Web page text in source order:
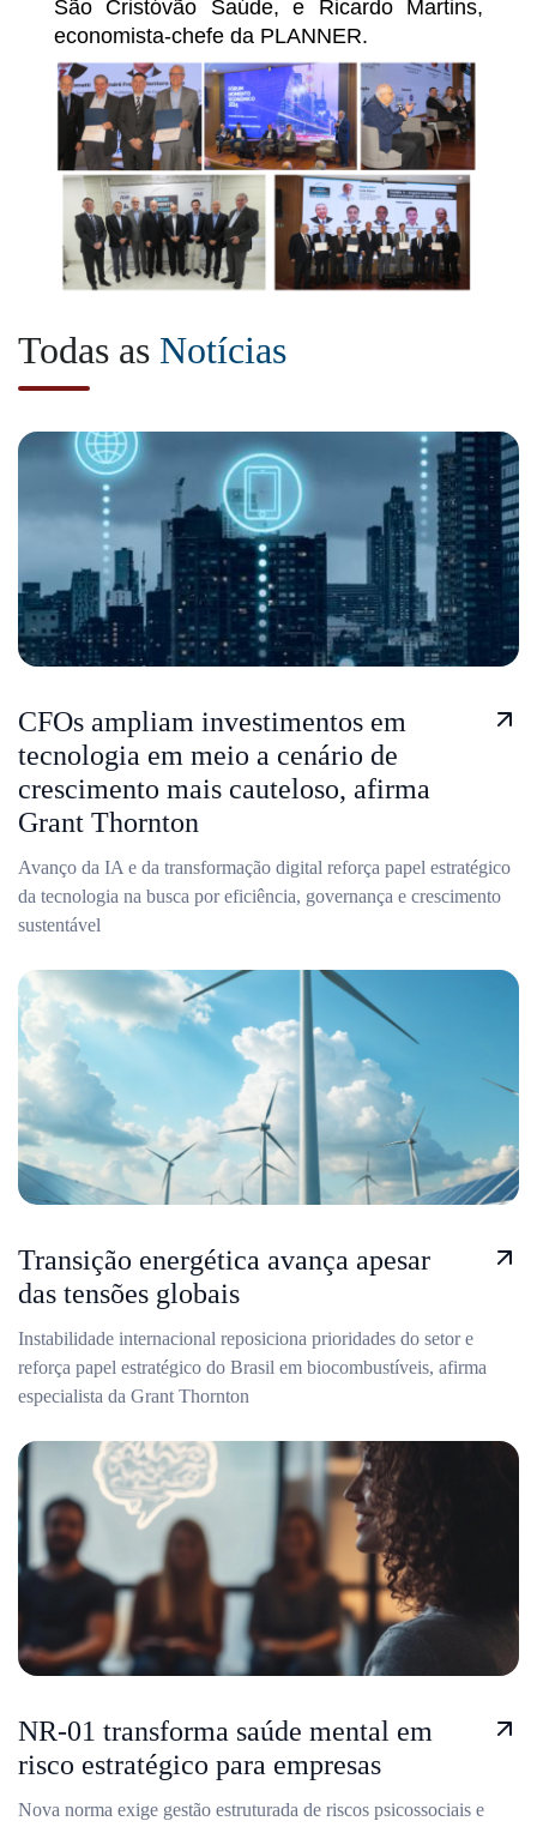
São Cristóvão Saúde, e Ricardo Martins,
economista-chefe da PLANNER.
Todas as Notícias
CFOs ampliam investimentos em
tecnologia em meio a cenário de
crescimento mais cauteloso, afirma
Grant Thornton
Avanço da IA e da transformação digital reforça papel estratégico
da tecnologia na busca por eficiência, governança e crescimento
sustentável
Transição energética avança apesar
das tensões globais
Instabilidade internacional reposiciona prioridades do setor e
reforça papel estratégico do Brasil em biocombustíveis, afirma
especialista da Grant Thornton
NR-01 transforma saúde mental em
risco estratégico para empresas
Nova norma exige gestão estruturada de riscos psicossociais e